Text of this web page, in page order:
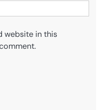
website in this